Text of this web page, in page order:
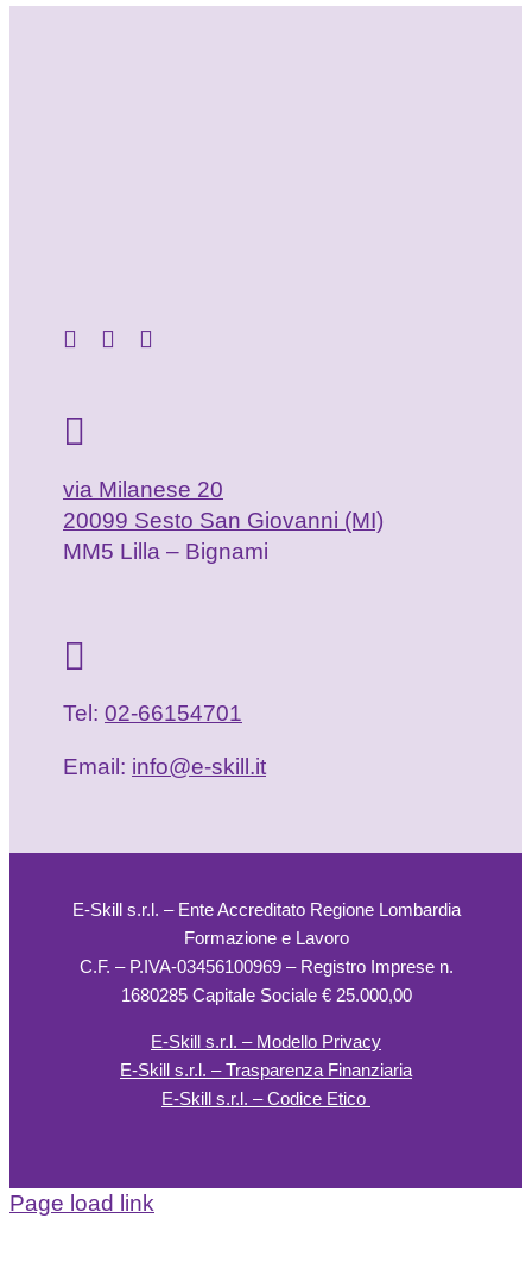
via Milanese 20
20099 Sesto San Giovanni (MI)
MM5 Lilla – Bignami
Tel: 02-66154701
Email: info@e-skill.it
E-Skill s.r.l. – Ente Accreditato Regione Lombardia
Formazione e Lavoro
C.F. – P.IVA-03456100969 – Registro Imprese n.
1680285 Capitale Sociale € 25.000,00
E-Skill s.r.l. – Modello Privacy
E-Skill s.r.l. – Trasparenza Finanziaria
E-Skill s.r.l. – Codice Etico
Page load link